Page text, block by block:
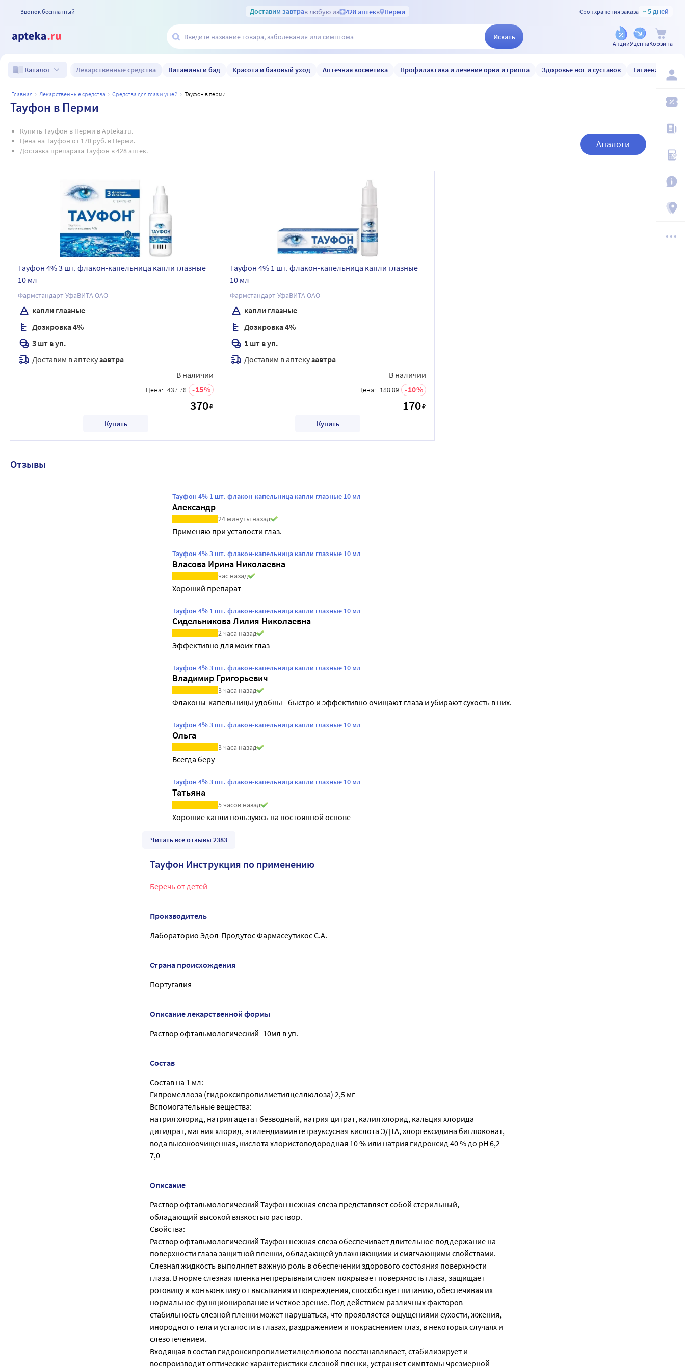
Звонок бесплатный Доставим завтрав любую из 428 аптекв Перми Срок хранения заказа ~ 5 дней
Искать
АкцииУценкаКорзина
Каталог Лекарственные средства Витамины и бад Красота и базовый уход Аптечная косметика Профилактика и лечение орви и гриппа Здоровье ног и суставов Гигиена и уход
главная лекарственные средства средства для глаз и ушей тауфон в перми
Тауфон в Перми
Купить Тауфон в Перми в Apteka.ru.
Цена на Тауфон от 170 руб. в Перми.
Доставка препарата Тауфон в 428 аптек.
Аналоги
Тауфон 4% 3 шт. флакон-капельница капли глазные
10 мл
Фармстандарт-УфаВИТА ОАО
капли глазные
Дозировка 4%
3 шт в уп.
Доставим в аптекузавтра
В наличии
Цена: 437.78 15
370₽
Купить
Тауфон 4% 1 шт. флакон-капельница капли глазные
10 мл
Фармстандарт-УфаВИТА ОАО
капли глазные
Дозировка 4%
1 шт в уп.
Доставим в аптекузавтра
В наличии
Цена: 188.89 10
170₽
Купить
Отзывы
Тауфон 4% 1 шт. флакон-капельница капли глазные 10 мл
Александр
24 минуты назад
Применяю при усталости глаз.
Тауфон 4% 3 шт. флакон-капельница капли глазные 10 мл
Власова Ирина Николаевна
час назад
Хороший препарат
Тауфон 4% 1 шт. флакон-капельница капли глазные 10 мл
Сидельникова Лилия Николаевна
2 часа назад
Эффективно для моих глаз
Тауфон 4% 3 шт. флакон-капельница капли глазные 10 мл
Владимир Григорьевич
3 часа назад
Флаконы-капельницы удобны - быстро и эффективно очищают глаза и убирают сухость в них.
Тауфон 4% 3 шт. флакон-капельница капли глазные 10 мл
Ольга
3 часа назад
Всегда беру
Тауфон 4% 3 шт. флакон-капельница капли глазные 10 мл
Татьяна
5 часов назад
Хорошие капли пользуюсь на постоянной основе
Читать все отзывы 2383
Тауфон Инструкция по применению
Беречь от детей
Производитель
Лабораторио Эдол-Продутос Фармасеутикос С.А.
Страна происхождения
Португалия
Описание лекарственной формы
Раствор офтальмологический -10мл в уп.
Состав
Состав на 1 мл:
Гипромеллоза (гидроксипропилметилцеллюлоза) 2,5 мг
Вспомогательные вещества:
натрия хлорид, натрия ацетат безводный, натрия цитрат, калия хлорид, кальция хлорида
дигидрат, магния хлорид, этилендиаминтетрауксусная кислота ЭДТА, хлоргексидина биглюконат,
вода высокоочищенная, кислота хлористоводородная 10 % или натрия гидроксид 40 % до рН 6,2 -
7,0
Описание
Раствор офтальмологический Тауфон нежная слеза представляет собой стерильный,
обладающий высокой вязкостью раствор.
Свойства:
Раствор офтальмологический Тауфон нежная слеза обеспечивает длительное поддержание на
поверхности глаза защитной пленки, обладающей увлажняющими и смягчающими свойствами.
Слезная жидкость выполняет важную роль в обеспечении здорового состояния поверхности
глаза. В норме слезная пленка непрерывным слоем покрывает поверхность глаза, защищает
роговицу и конъюнктиву от высыхания и повреждения, способствует питанию, обеспечивая их
нормальное функционирование и четкое зрение. Под действием различных факторов
стабильность слезной пленки может нарушаться, что проявляется ощущениями сухости, жжения,
инородного тела и усталости в глазах, раздражением и покраснением глаз, в некоторых случаях и
слезотечением.
Входящая в состав гидроксипропилметилцеллюлоза восстанавливает, стабилизирует и
воспроизводит оптические характеристики слезной пленки, устраняет симптомы чрезмерной